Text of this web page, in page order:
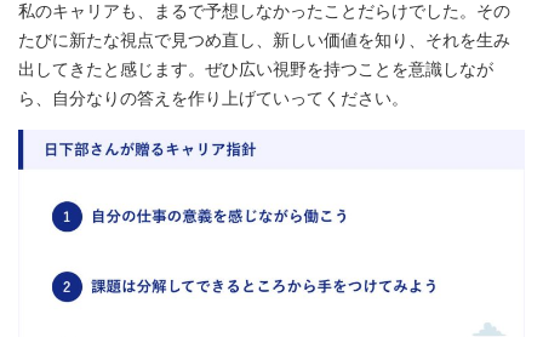
私のキャリアも、まるで予想しなかったことだらけでした。その
たびに新たな視点で見つめ直し、新しい価値を知り、それを生み
出してきたと感じます。ぜひ広い視野を持つことを意識しなが
ら、自分なりの答えを作り上げていってください。